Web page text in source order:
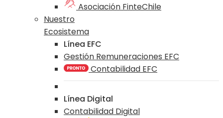
Asociación FinteChile
Nuestro
Ecosistema
Línea EFC
Gestión Remuneraciones EFC
Contabilidad EFC
Línea Digital
Contabilidad Digital